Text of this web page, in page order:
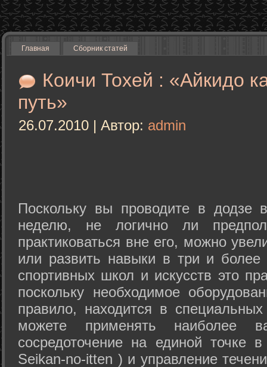
Главная Сборник статей
Коичи Тохей : «Айкидо
путь»
26.07.2010 | Автор: admin
Поскольку вы проводите в додзе
неделю, не логично ли
практиковаться вне его, можно
или развить навыки в три и
спортивных школ и искусств это
поскольку необходимое
правило, находится в
можете применять наиболее
сосредоточение на единой точке
Seikan-­no-­itten ) и управление